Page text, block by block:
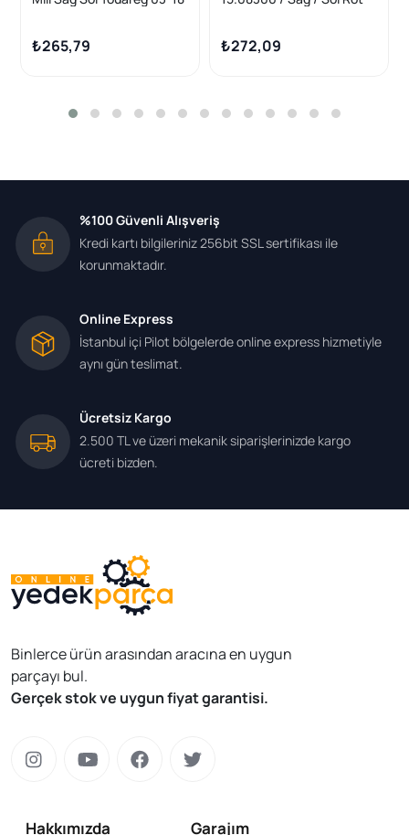
₺265,79
Touareg 03-18 Audi Q7 07-
15)
₺272,09
%100 Güvenli Alışveriş
Kredi kartı bilgileriniz 256bit SSL sertifikası ile
korunmaktadır.
Online Express
İstanbul içi Pilot bölgelerde online express hizmetiyle
aynı gün teslimat.
Ücretsiz Kargo
2.500 TL ve üzeri mekanik siparişlerinizde kargo
ücreti bizden.
Binlerce ürün arasından aracına en uygun
parçayı bul.
Gerçek stok ve uygun fiyat garantisi.
Hakkımızda
Garajım